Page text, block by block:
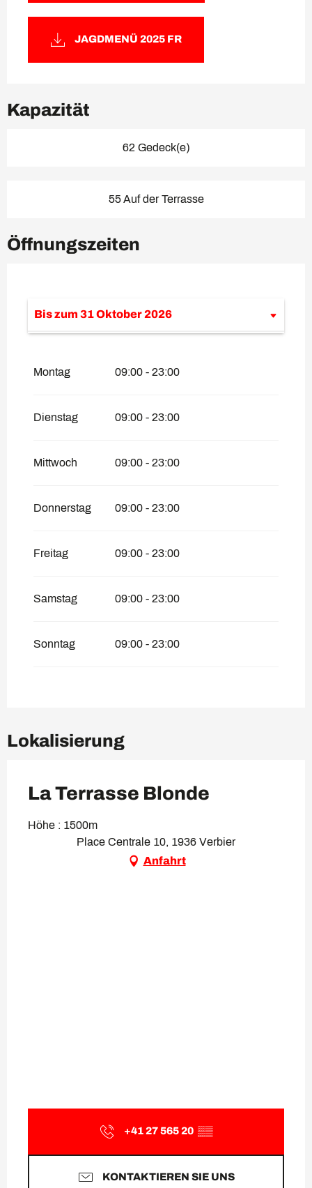
JAGDMENÜ 2025 FR
Kapazität
62 Gedeck(e)
55 Auf der Terrasse
Öffnungszeiten
Bis zum 31 Oktober 2026
Montag 09:00 - 23:00
Dienstag 09:00 - 23:00
Mittwoch 09:00 - 23:00
Donnerstag 09:00 - 23:00
Freitag 09:00 - 23:00
Samstag 09:00 - 23:00
Sonntag 09:00 - 23:00
Lokalisierung
La Terrasse Blonde
Höhe : 1500m
Place Centrale 10, 1936 Verbier
Anfahrt
+41 27 565 20 ▒▒
KONTAKTIEREN SIE UNS